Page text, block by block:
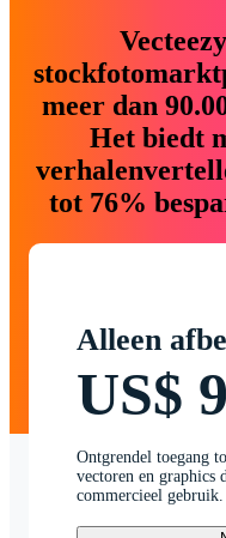
meer dan
Het biedt
tot 76%
Alleen
US$ 9
Ontgrendel toegang
vectoren en graphics
commercieel